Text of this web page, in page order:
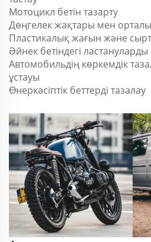
Мотоцикл бетін тазарту
Дөңгелек жақтары мен
Пластикалық жағын және
Әйнек бетіндегі ластануларды
Автомобильдің көркемдік
ұстауы
Өнеркәсіптік беттерді тазалау